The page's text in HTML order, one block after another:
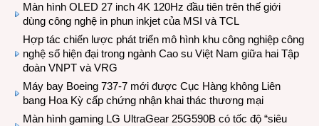
Màn hình OLED 27 inch 4K 120Hz đầu tiên trên thế giới
dùng công nghệ in phun inkjet của MSI và TCL
Hợp tác chiến lược phát triển mô hình khu công nghiệp công
nghệ số hiện đại trong ngành Cao su Việt Nam giữa hai Tập
đoàn VNPT và VRG
Máy bay Boeing 737-7 mới được Cục Hàng không Liên
bang Hoa Kỳ cấp chứng nhận khai thác thương mại
Màn hình gaming LG UltraGear 25G590B có tốc độ “siêu